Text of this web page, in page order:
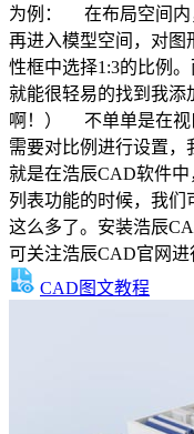
为例： 在布局空间内
再进入模型空间，对图
性框中选择1:3的比例
就能很轻易的找到我添
啊！） 不单单是在视
需要对比例进行设置
就是在浩辰CAD软件
列表功能的时候，我们
这么多了。安装浩辰
可关注浩辰CAD官网进
CAD图文教程